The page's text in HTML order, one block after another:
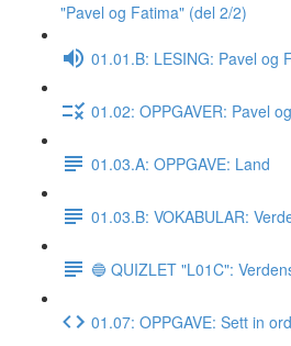
"Pavel og Fatima" (del 2/2)
01.01.B: LESING: Pavel og
01.02: OPPGAVER: Pavel
01.03.A: OPPGAVE: Land
01.03.B: VOKABULAR:
🔵 QUIZLET "L01C":
01.07: OPPGAVE: Sett in